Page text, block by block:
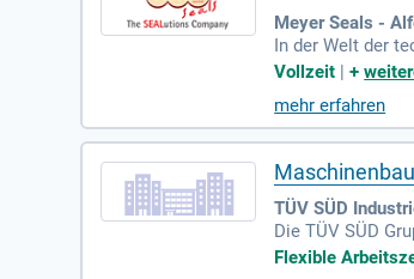
Meyer Seals -
In der Welt der
beiten. Ihr Fokus
Vollzeit |+
mehr erfahren
TÜV SÜD
Die TÜV SÜD
ernimmt der
Flexible